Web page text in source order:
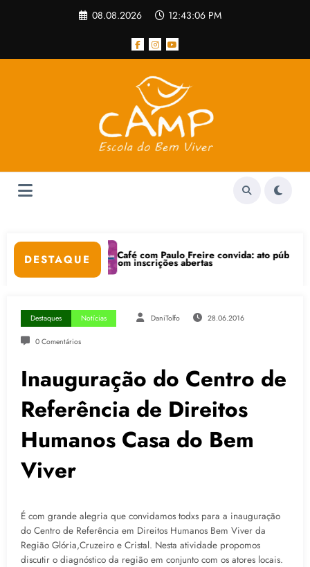
08.08.2026 12:43:07 PM
DESTAQUE
com inscrições abertas
Café com Paulo Freire convida: ato público e pedagógica na
Destaques Notícias DaniTolfo 28.06.2016
0 Comentários
Inauguração do Centro de
Referência de Direitos
Humanos Casa do Bem
Viver
É com grande alegria que convidamos todxs para a inauguração
do Centro de Referência em Direitos Humanos Bem Viver da
Região Glória,Cruzeiro e Cristal. Nesta atividade propomos
discutir o diagnóstico da região em conjunto com os atores locais.